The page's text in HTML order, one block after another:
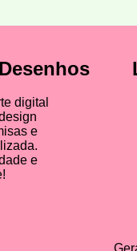
digital
e
e